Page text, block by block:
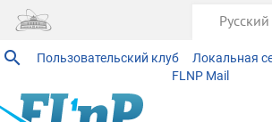
Пользовательский клуб Локальная
FLNP Mail
Русский